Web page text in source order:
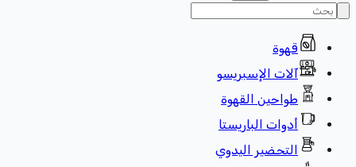
قهوة
آلات الإسبريسو
طواحين القهوة
أدوات الباريستا
التحضير اليدوي